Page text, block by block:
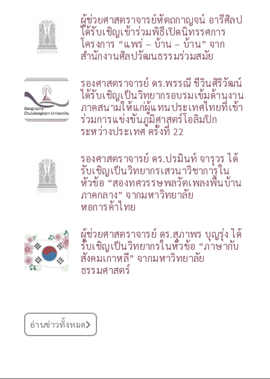
ผู้ช่วยศาสตราจารย์หัตถกาญจน์ อารีศิลป
ได้รับเชิญเข้าร่วมพิธีเปิดนิทรรศการ
โครงการ “แพร่ – บ้าน – บ้าน” จาก
สำนักงานศิลปวัฒนธรรมร่วมสมัย
รองศาสตราจารย์ ดร.พรรณี ชีวินศิริวัฒน์
ได้รับเชิญเป็นวิทยากรอบรมเข้มด้านงาน
ภาคสนามให้แก่ผู้แทนประเทศไทยที่เข้า
ร่วมการแข่งขันภูมิศาสตร์โอลิมปิก
ระหว่างประเทศ ครั้งที่ 22
รองศาสตราจารย์ ดร.ปรมินท์ จารุวร ได้
รับเชิญเป็นวิทยากรเสวนาวิชาการใน
หัวข้อ “สองทศวรรษพลวัตเพลงพื้นบ้าน
ภาคกลาง” จากมหาวิทยาลัย
หอการค้าไทย
ผู้ช่วยศาสตราจารย์ ดร.สุภาพร บุญรุ่ง ได้
รับเชิญเป็นวิทยากรในหัวข้อ “ภาษากับ
สังคมเกาหลี” จากมหาวิทยาลัย
ธรรมศาสตร์
อ่านข่าวทั้งหมด